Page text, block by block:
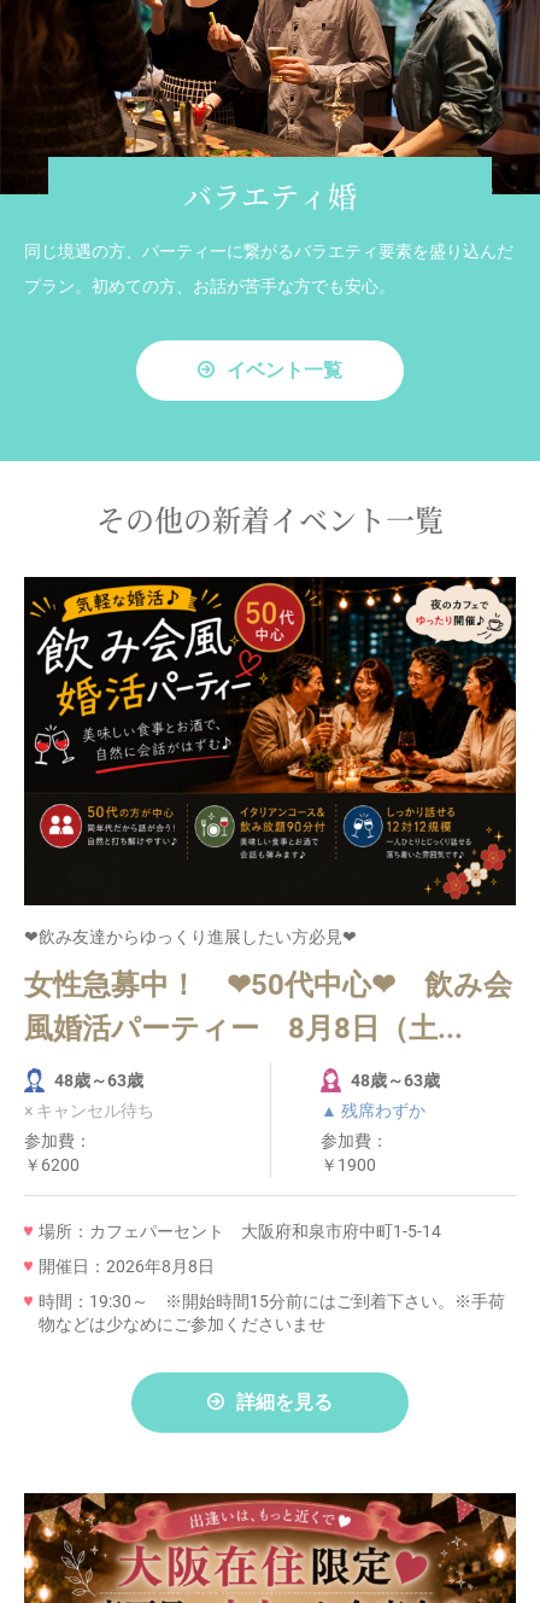
バラエティ婚
同じ境遇の方、パーティーに繋がるバラエティ要素を盛り込んだ
プラン。初めての方、お話が苦手な方でも安心。
イベント一覧
その他の新着イベント一覧
❤飲み友達からゆっくり進展したい方必見❤
女性急募中！ ❤50代中心❤ 飲み会
風婚活パーティー 8月8日（土...
48歳～63歳
× キャンセル待ち
参加費：
￥6200
48歳～63歳
▲ 残席わずか
参加費：
￥1900
場所：カフェパーセント 大阪府和泉市府中町1-5-14
開催日：2026年8月8日
時間：19:30～ ※開始時間15分前にはご到着下さい。※手荷
物などは少なめにご参加くださいませ
詳細を見る